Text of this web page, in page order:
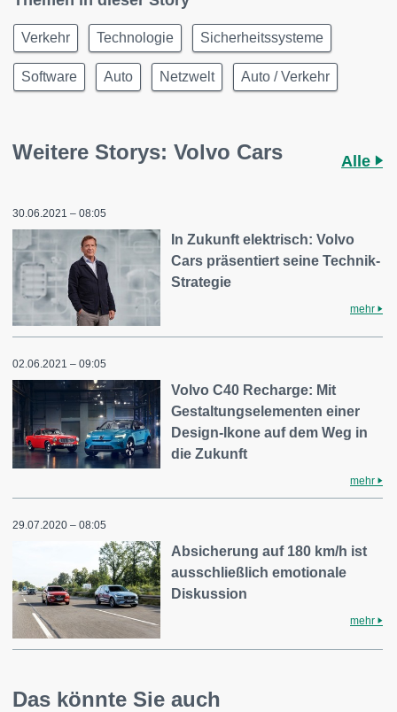
Verkehr Technologie Sicherheitssysteme
Software Auto Netzwelt Auto / Verkehr
Weitere Storys: Volvo Cars Alle
30.06.2021 – 08:05
In Zukunft elektrisch: Volvo
Cars präsentiert seine Technik-
Strategie
mehr
02.06.2021 – 09:05
Volvo C40 Recharge: Mit
Gestaltungselementen einer
Design-Ikone auf dem Weg in
die Zukunft
mehr
29.07.2020 – 08:05
Absicherung auf 180 km/h ist
ausschließlich emotionale
Diskussion
mehr
Das könnte Sie auch